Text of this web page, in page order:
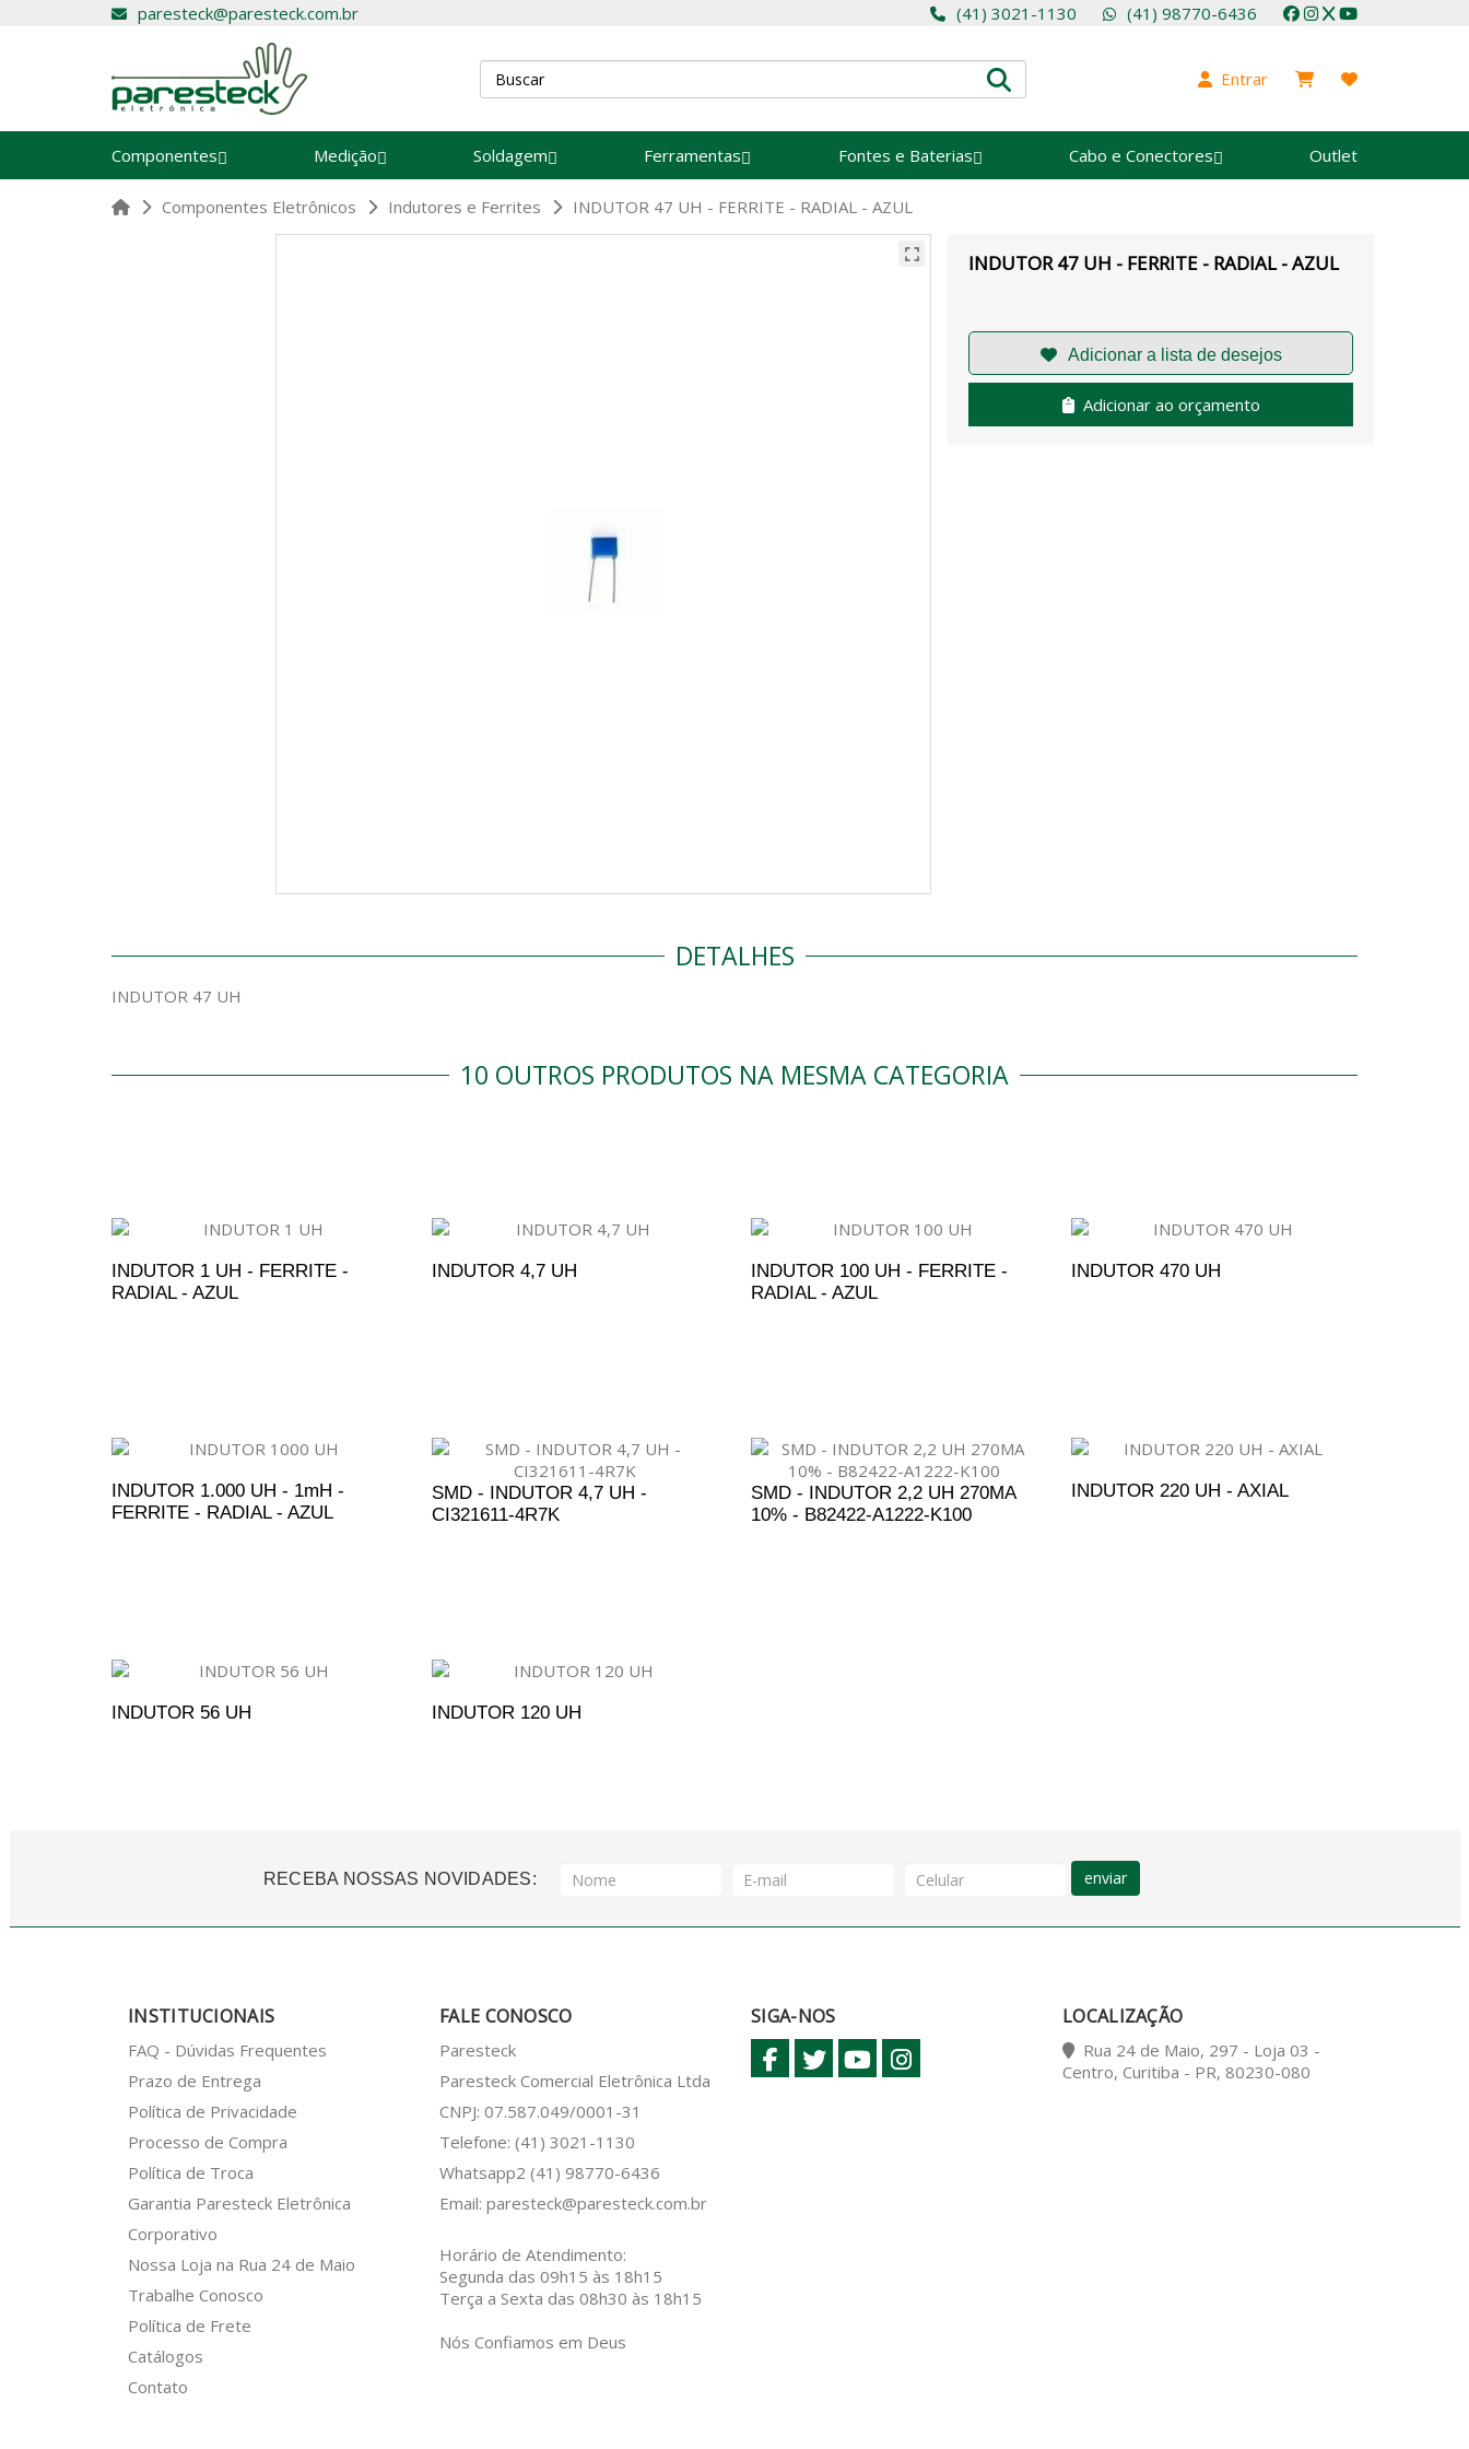
paresteck@paresteck.com.br (41) 3021-1130 (41) 98770-6436
Entrar
Componentes Medição Soldagem Ferramentas Fontes e Baterias Cabo e Conectores Outlet
Componentes Eletrônicos Indutores e Ferrites INDUTOR 47 UH - FERRITE - RADIAL - AZUL
INDUTOR 47 UH - FERRITE - RADIAL - AZUL
Adicionar ao orçamento
DETALHES
INDUTOR 47 UH
10 OUTROS PRODUTOS NA MESMA CATEGORIA
INDUTOR 1 UH - FERRITE -
RADIAL - AZUL
INDUTOR 4,7 UH
INDUTOR 100 UH - FERRITE -
RADIAL - AZUL
INDUTOR 470 UH
INDUTOR 1.000 UH - 1mH -
FERRITE - RADIAL - AZUL
SMD - INDUTOR 4,7 UH -
CI321611-4R7K
SMD - INDUTOR 2,2 UH 270MA
10% - B82422-A1222-K100
INDUTOR 220 UH - AXIAL
INDUTOR 56 UH INDUTOR 120 UH
RECEBA NOSSAS NOVIDADES: enviar
INSTITUCIONAIS
FAQ - Dúvidas Frequentes
Prazo de Entrega
Política de Privacidade
Processo de Compra
Política de Troca
Garantia Paresteck Eletrônica
Corporativo
Nossa Loja na Rua 24 de Maio
Trabalhe Conosco
Política de Frete
Catálogos
Contato
FALE CONOSCO
Paresteck
Paresteck Comercial Eletrônica Ltda
CNPJ: 07.587.049/0001-31
Telefone: (41) 3021-1130
Whatsapp2 (41) 98770-6436
Email: paresteck@paresteck.com.br
Horário de Atendimento:
Segunda das 09h15 às 18h15
Terça a Sexta das 08h30 às 18h15
Nós Confiamos em Deus
SIGA-NOS LOCALIZAÇÃO
Rua 24 de Maio, 297 - Loja 03 -
Centro, Curitiba - PR, 80230-080